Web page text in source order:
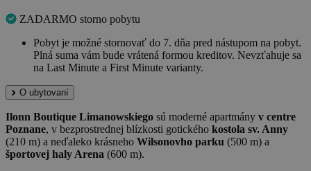
ZADARMO storno pobytu
Pobyt je možné stornovať do 7. dňa pred nástupom na pobyt.
Plná suma vám bude vrátená formou kreditov. Nevzťahuje sa
na Last Minute a First Minute varianty.
O ubytovaní
Ilonn Boutique Limanowskiego sú moderné apartmány v centre
Poznane, v bezprostrednej blízkosti gotického kostola sv. Anny
(210 m) a neďaleko krásneho Wilsonovho parku (500 m) a
športovej haly Arena (600 m).